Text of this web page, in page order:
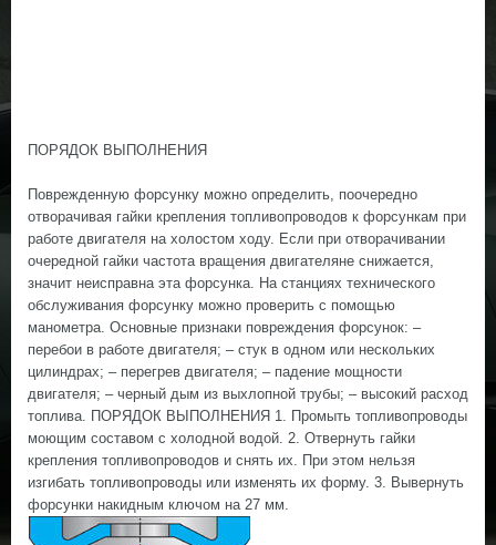
ПОРЯДОК ВЫПОЛНЕНИЯ
Поврежденную форсунку можно определить, поочередно
отворачивая гайки крепления топливопроводов к форсункам при
работе двигателя на холостом ходу. Если при отворачивании
очередной гайки частота вращения двигателяне снижается,
значит неисправна эта форсунка. На станциях технического
обслуживания форсунку можно проверить с помощью
манометра. Основные признаки повреждения форсунок: –
перебои в работе двигателя; – стук в одном или нескольких
цилиндрах; – перегрев двигателя; – падение мощности
двигателя; – черный дым из выхлопной трубы; – высокий расход
топлива. ПОРЯДОК ВЫПОЛНЕНИЯ 1. Промыть топливопроводы
моющим составом с холодной водой. 2. Отвернуть гайки
крепления топливопроводов и снять их. При этом нельзя
изгибать топливопроводы или изменять их форму. 3. Вывернуть
форсунки накидным ключом на 27 мм.